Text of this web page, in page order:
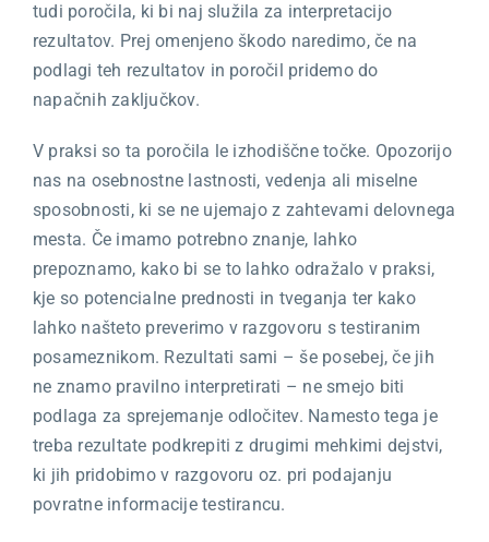
tudi poročila, ki bi naj služila za interpretacijo
rezultatov. Prej omenjeno škodo naredimo, če na
podlagi teh rezultatov in poročil pridemo do
napačnih zaključkov.
V praksi so ta poročila le izhodiščne točke. Opozorijo
nas na osebnostne lastnosti, vedenja ali miselne
sposobnosti, ki se ne ujemajo z zahtevami delovnega
mesta. Če imamo potrebno znanje, lahko
prepoznamo, kako bi se to lahko odražalo v praksi,
kje so potencialne prednosti in tveganja ter kako
lahko našteto preverimo v razgovoru s testiranim
posameznikom. Rezultati sami – še posebej, če jih
ne znamo pravilno interpretirati – ne smejo biti
podlaga za sprejemanje odločitev. Namesto tega je
treba rezultate podkrepiti z drugimi mehkimi dejstvi,
ki jih pridobimo v razgovoru oz. pri podajanju
povratne informacije testirancu.